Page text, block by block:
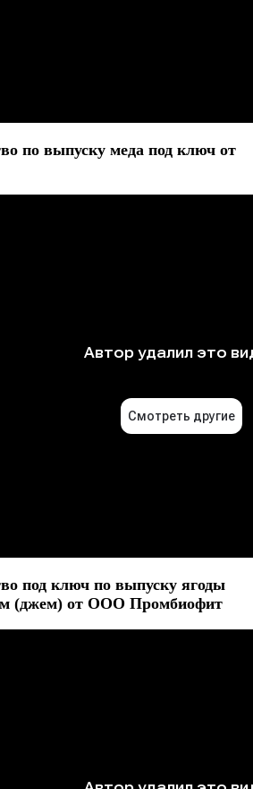
по выпуску меда под ключ от
под ключ по выпуску ягоды
(джем) от ООО Промбиофит